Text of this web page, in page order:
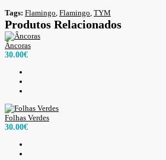
Tags: Flamingo Flamingo TYM
Produtos Relacionados
Âncoras
30.00€
Folhas Verdes
30.00€